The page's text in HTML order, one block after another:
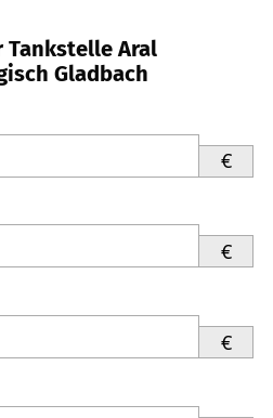
Tankstelle Aral
Gladbach
€
€
€